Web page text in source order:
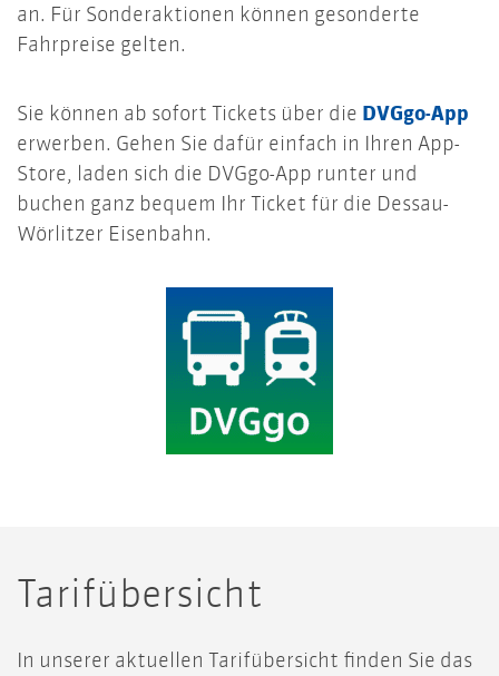
an. Für Sonderaktionen können gesonderte
Fahrpreise gelten.
Sie können ab sofort Tickets über die DVGgo-App
erwerben. Gehen Sie dafür einfach in Ihren App-
Store, laden sich die DVGgo-App runter und
buchen ganz bequem Ihr Ticket für die Dessau-
Wörlitzer Eisenbahn.
Tarifübersicht
In unserer aktuellen Tarifübersicht finden Sie das